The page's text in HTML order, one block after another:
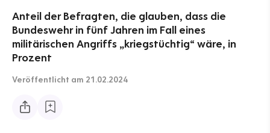
Anteil der Befragten, die glauben, dass die
Bundeswehr in fünf Jahren im Fall eines
militärischen Angriffs „kriegstüchtig“ wäre, in
Prozent
Veröffentlicht am 21.02.2024